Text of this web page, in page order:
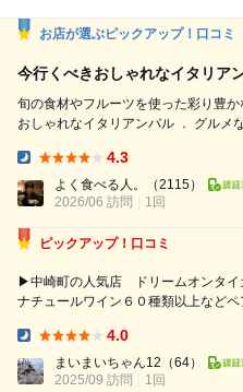
お店が選ぶピックアップ！口コミ
今行くべきおしゃれなイタリア
旬の食材やフルーツを使った彩り豊かなブル
おしゃれなイタリアンバル ． グルメな知人に勧められ突撃してきました
店内 ． カウンターとゆったり座れるテーブル席があり暖色系の照明が雰
囲気抜群です ． さて ． 入店するとかわいい店員さんに案内されテーブル
席へ オーダーはQRコード...
4.3
よく食べる人。
（2115）
2026/06 訪問
1回
ピックアップ！口コミ
▶中崎町の人気店 ドリームオンタイガーの２号店
ナチュールワイン６０種類以上などペアリングも
名にもなっているブルスケッタは、お
メ。 ▶レモンチャレンジでドリ...
4.0
まいまいちゃん12 （64）
2025/09 訪問
1回